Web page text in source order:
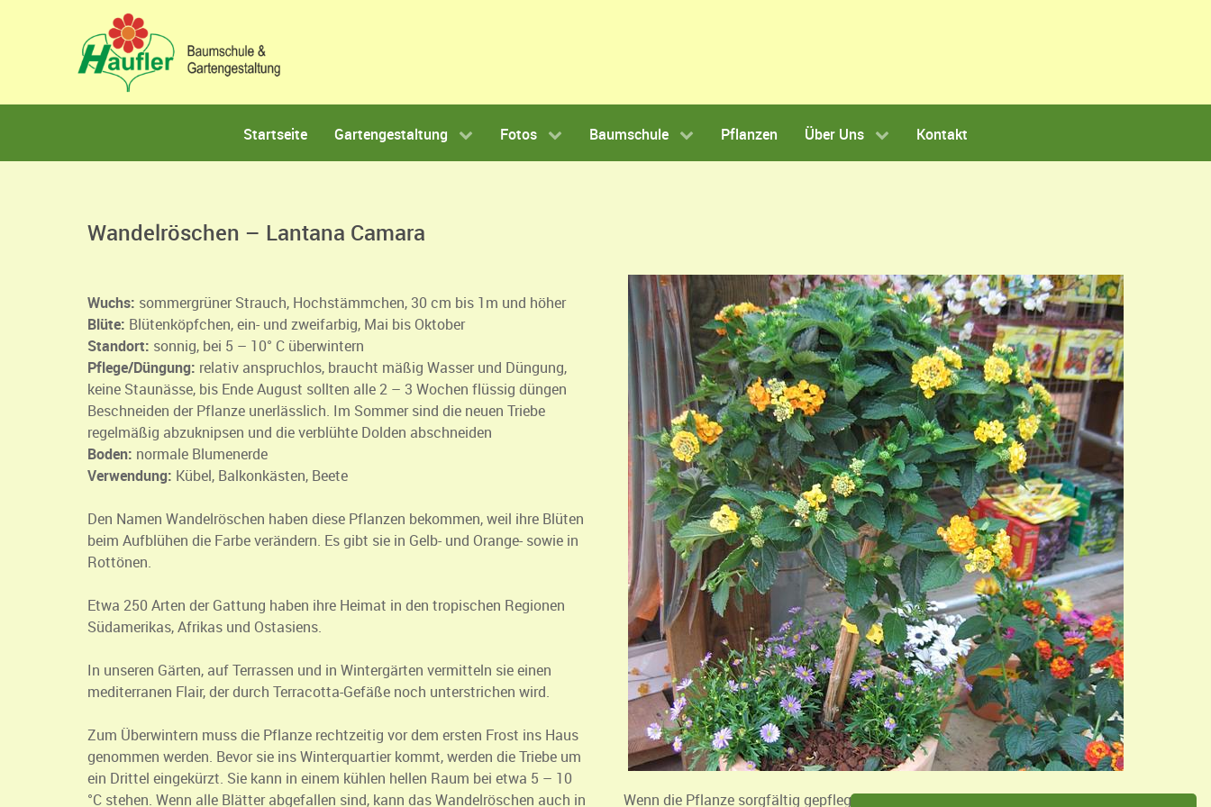
Startseite Gartengestaltung Fotos Baumschule Pflanzen Über Uns Kontakt
Wandelröschen – Lantana Camara
Wuchs: sommergrüner Strauch, Hochstämmchen, 30 cm bis 1m und höher
Blüte: Blütenköpfchen, ein- und zweifarbig, Mai bis Oktober
Standort: sonnig, bei 5 – 10° C überwintern
Pflege/Düngung: relativ anspruchlos, braucht mäßig Wasser und Düngung,
keine Staunässe, bis Ende August sollten alle 2 – 3 Wochen flüssig düngen
Beschneiden der Pflanze unerlässlich. Im Sommer sind die neuen Triebe
regelmäßig abzuknipsen und die verblühte Dolden abschneiden
Boden: normale Blumenerde
Verwendung: Kübel, Balkonkästen, Beete
Den Namen Wandelröschen haben diese Pflanzen bekommen, weil ihre Blüten
beim Aufblühen die Farbe verändern. Es gibt sie in Gelb- und Orange- sowie in
Rottönen.
Etwa 250 Arten der Gattung haben ihre Heimat in den tropischen Regionen
Südamerikas, Afrikas und Ostasiens.
In unseren Gärten, auf Terrassen und in Wintergärten vermitteln sie einen
mediterranen Flair, der durch Terracotta-Gefäße noch unterstrichen wird.
Zum Überwintern muss die Pflanze rechtzeitig vor dem ersten Frost ins Haus
genommen werden. Bevor sie ins Winterquartier kommt, werden die Triebe um
ein Drittel eingekürzt. Sie kann in einem kühlen hellen Raum bei etwa 5 – 10
°C stehen. Wenn alle Blätter abgefallen sind, kann das Wandelröschen auch in
Wenn die Pflanze sorgfältig gepflegt wird, kann sie sehr alt werden und